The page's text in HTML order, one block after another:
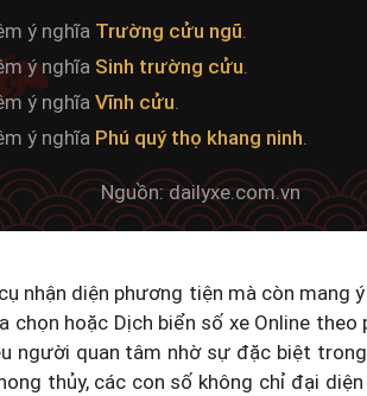
ý nghĩa Trường cửu ngũ.
ý nghĩa Sinh trường cửu.
ý nghĩa Vĩnh cửu.
ý nghĩa Phú quý thọ khang ninh.
Nguồn: dailyxe.com.vn
nhận diện phương tiện mà còn mang
chọn hoặc Dịch biển số xe Online
người quan tâm nhờ sự đặc biệt
thủy, các con số không chỉ đại